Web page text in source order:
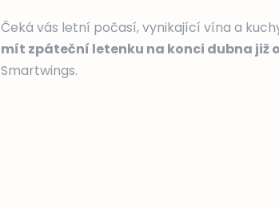
Čeká vás letní počasí, vynikající vína a
mít zpáteční letenku na konci dubna již
Smartwings.